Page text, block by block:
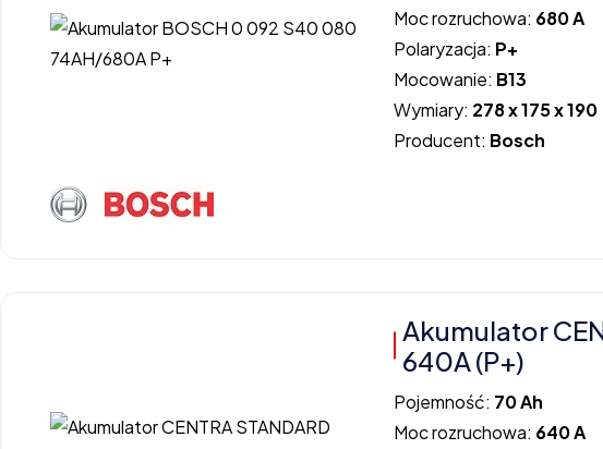
Moc rozruchowa: 680 A
Polaryzacja: P+
Mocowanie: B13
Wymiary: 278 x 175 x 190
Producent: Bosch
Akumulator
640A (P+)
Pojemność: 70 Ah
Moc rozruchowa: 640 A